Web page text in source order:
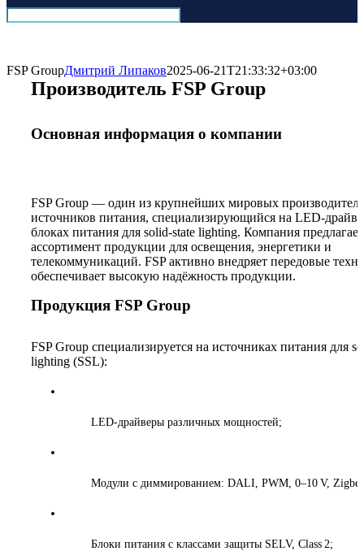
FSP GroupДмитрий Липаков2025-06-21T21:33:32+03:00
Производитель FSP Group
Основная информация о компании
FSP Group — один из крупнейших мировых
источников питания, специализирующийся на LED-
блоках питания для solid-state lighting. Компания
ассортимент продукции для освещения, энергетики и
телекоммуникаций. FSP активно внедряет передовые
обеспечивает высокую надёжность продукции.
Продукция FSP Group
FSP Group специализируется на источниках питания для
lighting (SSL):
LED-драйверы различных мощностей;
Модули с диммированием: DALI, PWM, 0–10 V,
Блоки питания с классами защиты SELV, Class 2;